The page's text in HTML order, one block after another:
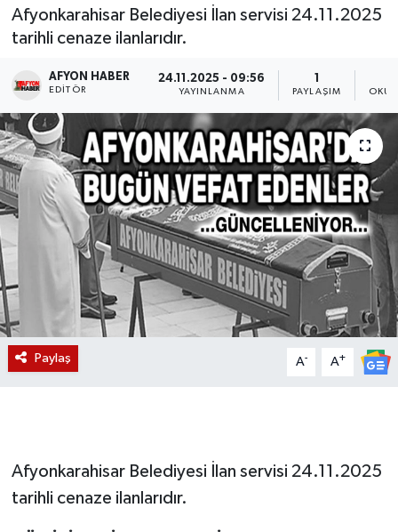
Afyonkarahisar Belediyesi İlan servisi 24.11.2025
tarihli cenaze ilanlarıdır.
AFYON HABER
EDITÖR
24.11.2025 - 09:56
YAYINLANMA PAYLAŞIM
Paylaş A- A+
Afyonkarahisar Belediyesi İlan servisi 24.11.2025
tarihli cenaze ilanlarıdır.
Sivil Toplum
Ekonomi
Magazin
Etkinlikler